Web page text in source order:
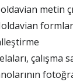
metin
çalışma